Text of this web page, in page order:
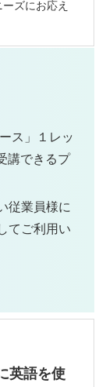
ズにお応え
ス」１レッ
講できるプ
従業員様に
てご利用い
英語を使